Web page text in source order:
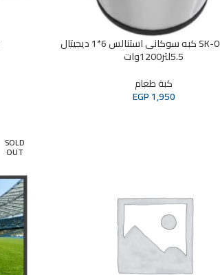
SK-06013N كبه سوكانى استنالس 6*1 ديجيتال
5.5لتر1200وات
كبة طعام
EGP1,950
SOLD
OUT